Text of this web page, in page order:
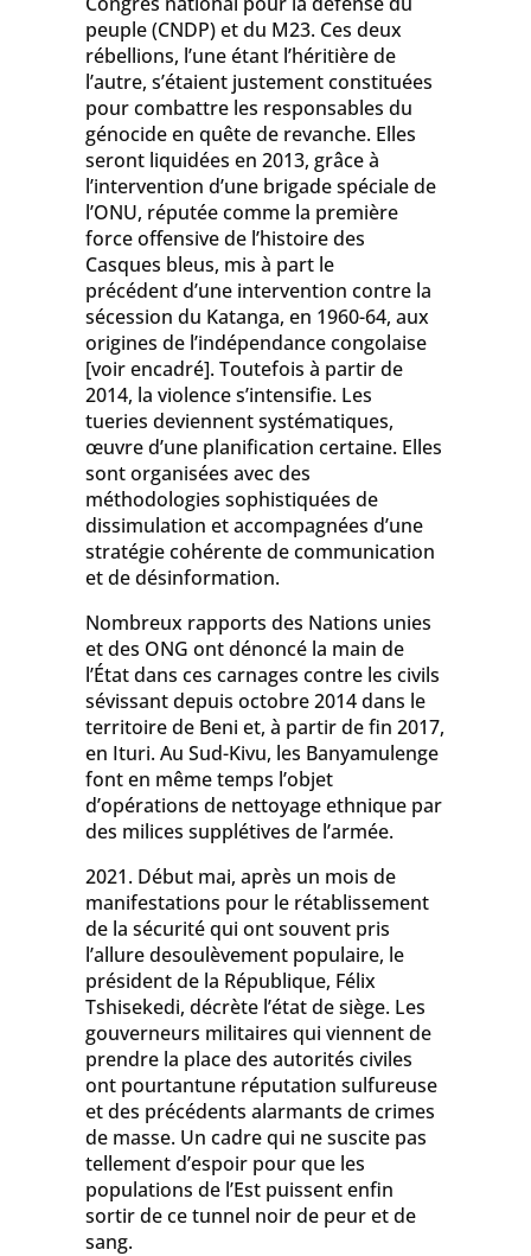
peuple (CNDP) et du M23. Ces deux
rébellions, l’une étant l’héritière de
l’autre, s’étaient justement constituées
pour combattre les responsables du
génocide en quête de revanche. Elles
seront liquidées en 2013, grâce à
l’intervention d’une brigade spéciale de
l’ONU, réputée comme la première
force offensive de l’histoire des
Casques bleus, mis à part le
précédent d’une intervention contre la
sécession du Katanga, en 1960-64, aux
origines de l’indépendance congolaise
[voir encadré]. Toutefois à partir de
2014, la violence s’intensifie. Les
tueries deviennent systématiques,
œuvre d’une planification certaine. Elles
sont organisées avec des
méthodologies sophistiquées de
dissimulation et accompagnées d’une
stratégie cohérente de communication
et de désinformation.
Nombreux rapports des Nations unies
et des ONG ont dénoncé la main de
l’État dans ces carnages contre les civils
sévissant depuis octobre 2014 dans le
territoire de Beni et, à partir de fin 2017,
en Ituri. Au Sud-Kivu, les Banyamulenge
font en même temps l’objet
d’opérations de nettoyage ethnique par
des milices supplétives de l’armée.
2021. Début mai, après un mois de
manifestations pour le rétablissement
de la sécurité qui ont souvent pris
l’allure desoulèvement populaire, le
président de la République, Félix
Tshisekedi, décrète l’état de siège. Les
gouverneurs militaires qui viennent de
prendre la place des autorités civiles
ont pourtantune réputation sulfureuse
et des précédents alarmants de crimes
de masse. Un cadre qui ne suscite pas
tellement d’espoir pour que les
populations de l’Est puissent enfin
sortir de ce tunnel noir de peur et de
sang.